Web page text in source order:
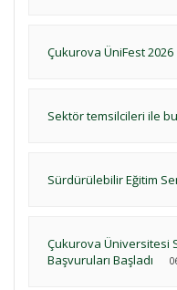
Çukurova ÜniFest 2026
Sektör temsilcileri ile
Sürdürülebilir Eğitim
Çukurova Üniversitesi
Başvuruları Başladı